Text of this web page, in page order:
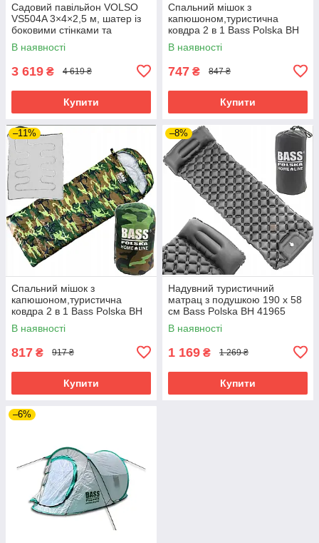
Садовий павільйон VOLSO
VS504A 3×4×2,5 м, шатер із
боковими стінками та
дверима на блискавці,
зелений
В наявності
3 619 ₴ 4 619 ₴
Купити
Спальний мішок з
капюшоном,туристична
ковдра 2 в 1 Bass Polska BH
41997 синій
В наявності
747 ₴ 847 ₴
Купити
–11%
Спальний мішок з
капюшоном,туристична
ковдра 2 в 1 Bass Polska BH
41994 камуфляж
В наявності
817 ₴ 917 ₴
Купити
–8%
Надувний туристичний
матрац з подушкою 190 х 58
см Bass Polska BH 41965
В наявності
1 169 ₴ 1 269 ₴
Купити
–6%